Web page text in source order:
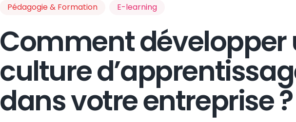
Pédagogie & Formation E-learning
Comment développer
culture
dans votre entreprise ?